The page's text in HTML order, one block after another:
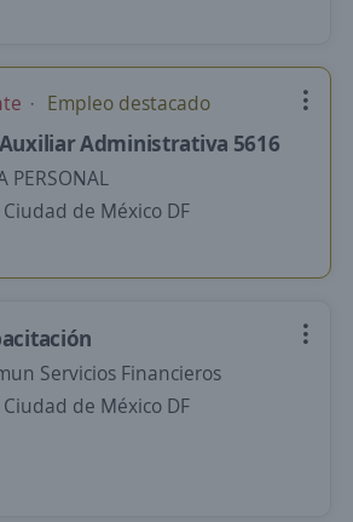
Empleo destacado
Administrativa 5616
PERSONAL
de México DF
Servicios Financieros
de México DF